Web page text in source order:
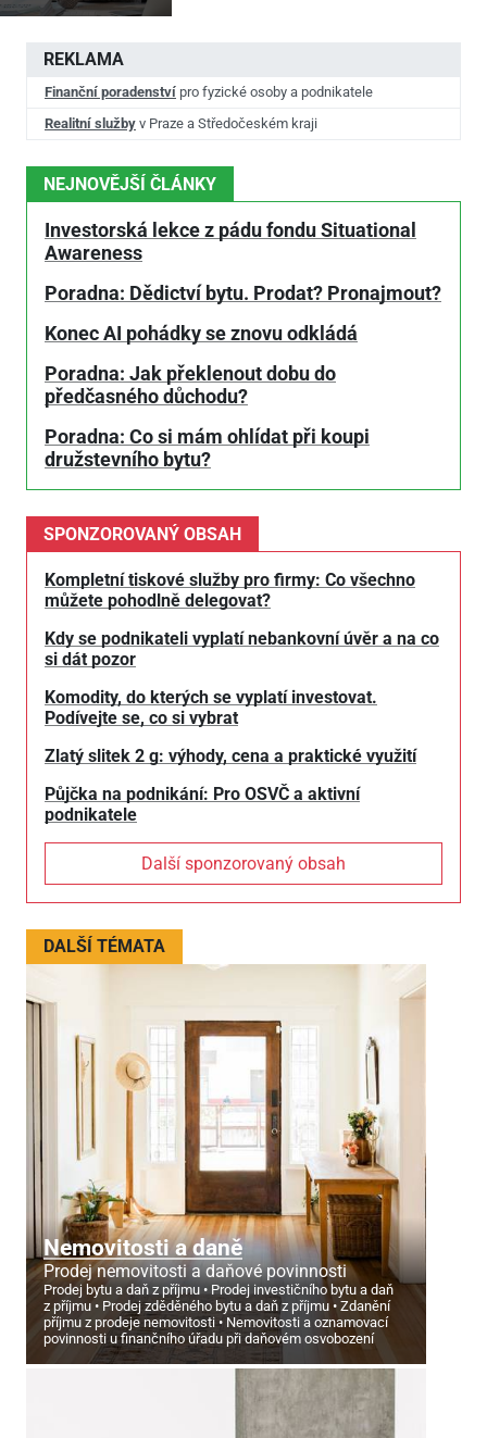
REKLAMA
Finanční poradenství pro fyzické osoby a podnikatele
Realitní služby v Praze a Středočeském kraji
NEJNOVĚJŠÍ ČLÁNKY
Investorská lekce z pádu fondu Situational
Awareness
Poradna: Dědictví bytu. Prodat? Pronajmout?
Konec AI pohádky se znovu odkládá
Poradna: Jak překlenout dobu do
předčasného důchodu?
Poradna: Co si mám ohlídat při koupi
družstevního bytu?
SPONZOROVANÝ OBSAH
Kompletní tiskové služby pro firmy: Co všechno
můžete pohodlně delegovat?
Kdy se podnikateli vyplatí nebankovní úvěr a na co
si dát pozor
Komodity, do kterých se vyplatí investovat.
Podívejte se, co si vybrat
Zlatý slitek 2 g: výhody, cena a praktické využití
Půjčka na podnikání: Pro OSVČ a aktivní
podnikatele
Další sponzorovaný obsah
DALŠÍ TÉMATA
Nemovitosti a daně
Prodej nemovitosti a daňové povinnosti
Prodej bytu a daň z příjmu
Prodej investičního bytu a daň
z příjmu
Prodej zděděného bytu a daň z příjmu
Zdanění
příjmu z prodeje nemovitosti
Nemovitosti a oznamovací
povinnosti u finančního úřadu při daňovém osvobození